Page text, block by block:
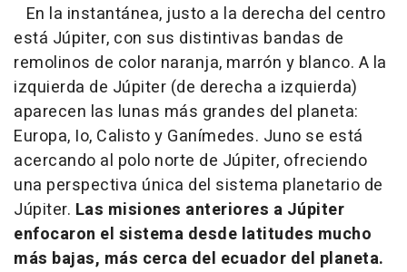
En la instantánea, justo a la derecha del centro
está Júpiter, con sus distintivas bandas de
remolinos de color naranja, marrón y blanco. A la
izquierda de Júpiter (de derecha a izquierda)
aparecen las lunas más grandes del planeta:
Europa, Io, Calisto y Ganímedes. Juno se está
acercando al polo norte de Júpiter, ofreciendo
una perspectiva única del sistema planetario de
Júpiter. Las misiones anteriores a Júpiter
enfocaron el sistema desde latitudes mucho
más bajas, más cerca del ecuador del planeta.